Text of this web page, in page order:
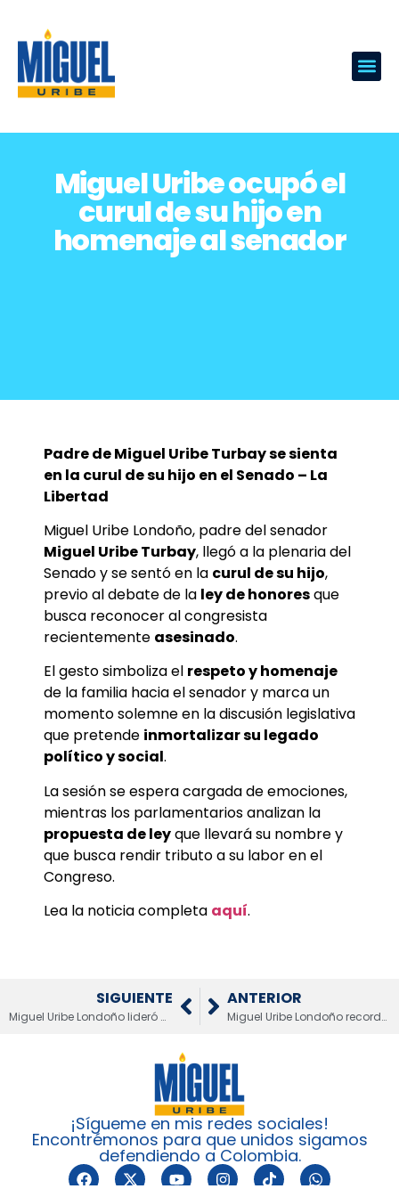
Miguel Uribe ocupó el
curul de su hijo en
homenaje al senador
Padre de Miguel Uribe Turbay se sienta
en la curul de su hijo en el Senado – La
Libertad
Miguel Uribe Londoño, padre del senador
Miguel Uribe Turbay, llegó a la plenaria del
Senado y se sentó en la curul de su hijo,
previo al debate de la ley de honoresque
busca reconocer al congresista
recientemente asesinado.
El gesto simboliza el respeto y homenaje
de la familia hacia el senador y marca un
momento solemne en la discusión legislativa
que pretende inmortalizar su legado
político y social.
La sesión se espera cargada de emociones,
mientras los parlamentarios analizan la
propuesta de leyque llevará su nombre y
que busca rendir tributo a su labor en el
Congreso.
Lea la noticia completa aquí.
ANTERIOR
Miguel Uribe Londoño recordó propuesta de su hijo sobre paros de Fecode
SIGUIENTE
Miguel Uribe Londoño lideró multitudinario evento “Todo por Colombia” en Medellín
¡Sígueme en mis redes sociales!
Encontrémonos para que unidos sigamos
defendiendo a Colombia.